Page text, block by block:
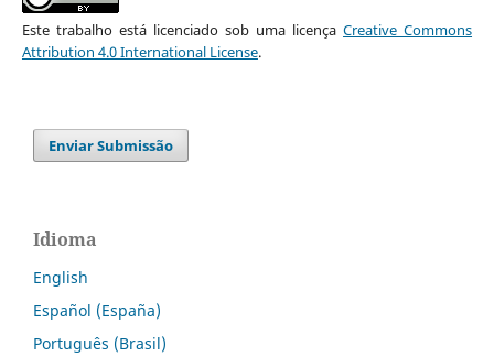
Este trabalho está licenciado sob uma licençaCreative Commons
Attribution 4.0 International License.
Enviar Submissão
Idioma
English
Español (España)
Português (Brasil)